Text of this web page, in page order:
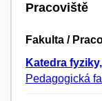
Pracoviště
Fakulta /
Katedra
Pedagogická